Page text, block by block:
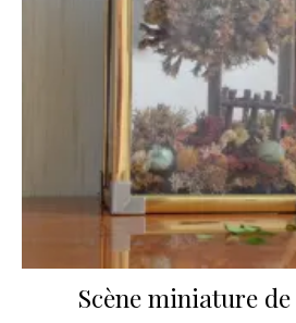
Scène miniature